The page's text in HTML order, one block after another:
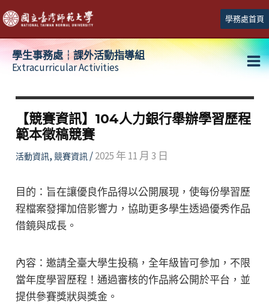
跳
至
主
學務處首頁
學生事務處┆課外活動指導組
Extracurricular Activities
【競賽資訊】104人力銀行舉辦學習歷程
範本徵稿競賽
活動資訊, 競賽資訊/2025 年 11 月 3 日
目的：旨在讓優良作品得以公開展現，使每份學習歷
程檔案發揮加倍影響力，協助更多學生透過優秀作品
借鏡與成長。
內容：邀請全臺大學生投稿，全年級皆可參加，不限
當年度學習歷程！通過審核的作品將公開於平台，並
提供參賽獎狀與獎金。